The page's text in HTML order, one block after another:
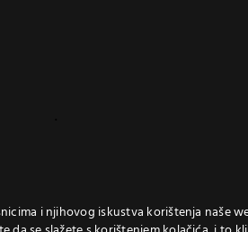
i njihovog iskustva korištenja